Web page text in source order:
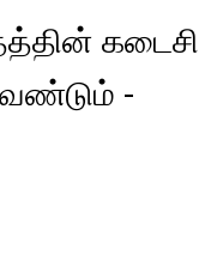
கடைசி
-